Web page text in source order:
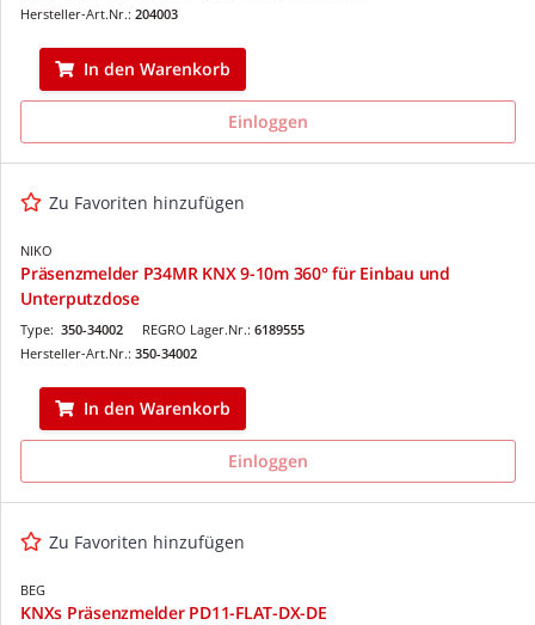
Hersteller-Art.Nr.: 204003
In den Warenkorb
Einloggen
Zu Favoriten hinzufügen
NIKO
Präsenzmelder P34MR KNX 9-10m 360° für Einbau und
Unterputzdose
REGRO Lager.Nr.: 6189555
Type: 350-34002
Hersteller-Art.Nr.: 350-34002
In den Warenkorb
Einloggen
Zu Favoriten hinzufügen
BEG
KNXs Präsenzmelder PD11-FLAT-DX-DE